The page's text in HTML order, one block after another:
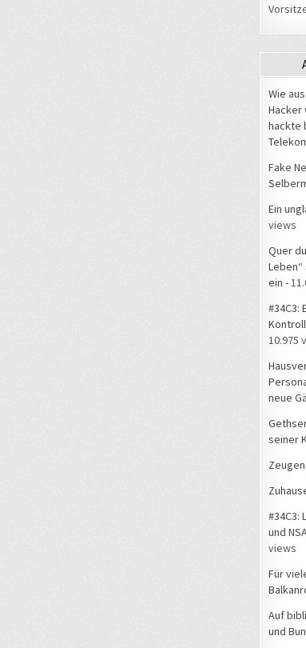
Wie
Hacker
hackte
Fake
Ein
views
Quer
ein -
10.975
neue
seiner
#34C3:
und
views
Für
Auf
und